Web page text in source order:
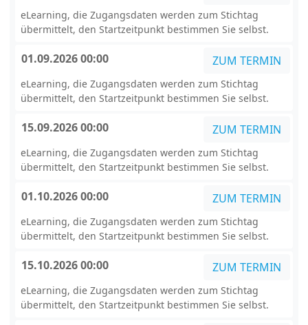
eLearning, die Zugangsdaten werden zum Stichtag
übermittelt, den Startzeitpunkt bestimmen Sie selbst.
01.09.2026 00:00 ZUM TERMIN
eLearning, die Zugangsdaten werden zum Stichtag
übermittelt, den Startzeitpunkt bestimmen Sie selbst.
15.09.2026 00:00 ZUM TERMIN
eLearning, die Zugangsdaten werden zum Stichtag
übermittelt, den Startzeitpunkt bestimmen Sie selbst.
01.10.2026 00:00 ZUM TERMIN
eLearning, die Zugangsdaten werden zum Stichtag
übermittelt, den Startzeitpunkt bestimmen Sie selbst.
15.10.2026 00:00 ZUM TERMIN
eLearning, die Zugangsdaten werden zum Stichtag
übermittelt, den Startzeitpunkt bestimmen Sie selbst.